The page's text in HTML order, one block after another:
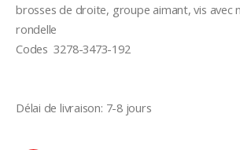
brosses de droite, groupe aimant, vis avec
rondelle
Codes  3278-3473-192
Délai de livraison: 7-8 jours